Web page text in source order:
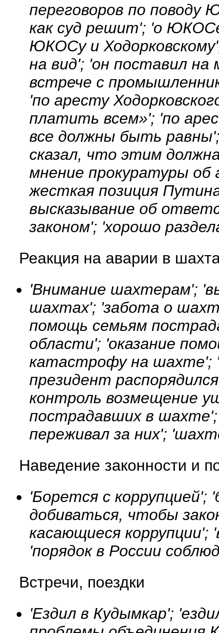
переговоров по
как суд решит'; 'о
ЮКОСу и
на вид'; 'он поставил на
встрече с
'по аресту
платить всем»'; 'по
все должны быть
сказал, что этим
мнение прокуратуры об
жесткая позиция
высказывание об
законом'; 'хорошо
Реакция на аварии в
'Внимание шахтерам';
шахтах'; 'забота о
помощь семьям
области'; 'оказание
катастрофу на шахте';
президент
контроль возмещение
пострадавших в
переживал за них';
Наведение законности и
'Борется с
добиваться, чтобы
касающиеся коррупции';
'порядок в России
Встречи, поездки
'Ездил в Кудымкар';